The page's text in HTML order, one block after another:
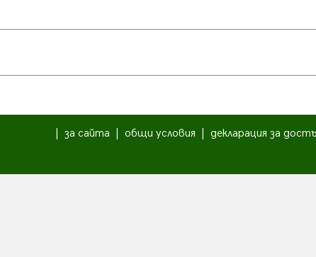
за сайта общи условия декларация за